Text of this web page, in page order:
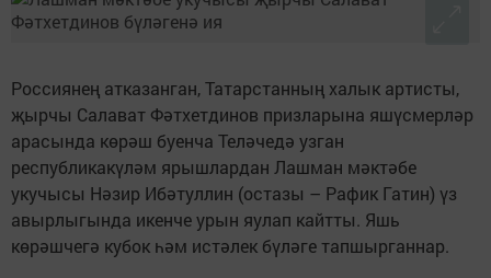
Россиянең атказанган, Татарстанның халык артисты,
җырчы Салават Фәтхетдинов призларына яшүсмерләр
арасында көрәш буенча Теләчедә узган
республикакүләм ярышлардан Лашман мәктәбе
укучысы Нәзир Ибәтуллин (остазы – Рафик Гатин) үз
авырлыгында икенче урын яулап кайтты. Яшь
көрәшчегә кубок һәм истәлек бүләге тапшырганнар.